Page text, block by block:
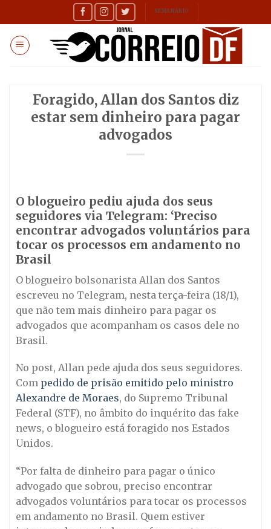
to
content
SEMANÁRIO
Foragido, Allan dos Santos diz
estar sem dinheiro para pagar
advogados
O blogueiro pediu ajuda dos seus
seguidores via Telegram: ‘Preciso
encontrar advogados voluntários para
tocar os processos em andamento no
Brasil
O blogueiro bolsonarista Allan dos Santos
escreveu no Telegram, nesta terça-feira (18/1),
que não tem mais dinheiro para pagar os
advogados que acompanham os casos dele no
Brasil.
No post, Allan pede ajuda dos seus seguidores.
Com pedido de prisão emitido pelo ministro
Alexandre de Moraes, do Supremo Tribunal
Federal (STF), no âmbito do inquérito das fake
news, o blogueiro está foragido nos Estados
Unidos.
“Por falta de dinheiro para pagar o único
advogado que sobrou, preciso encontrar
advogados voluntários para tocar os processos
em andamento no Brasil. Quem estiver